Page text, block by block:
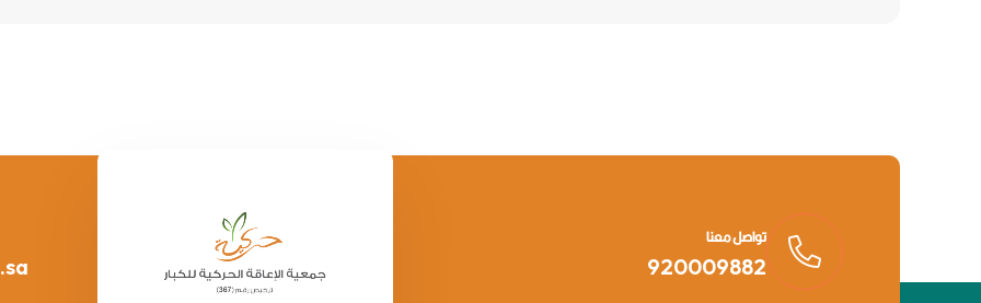
تواصل معنا
920009882